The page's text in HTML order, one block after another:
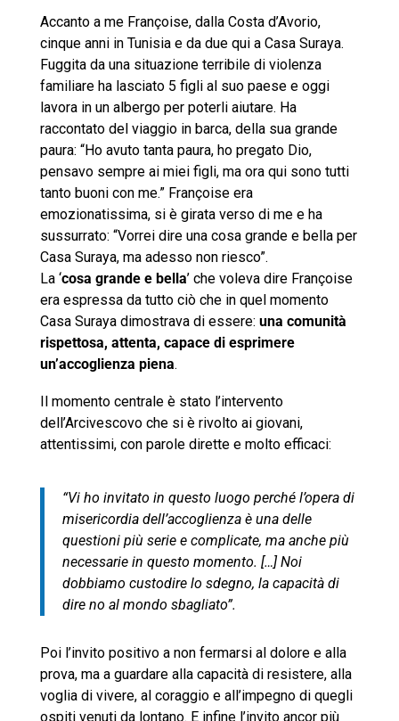
Accanto a me Françoise, dalla Costa d’Avorio,
cinque anni in Tunisia e da due qui a Casa Suraya.
Fuggita da una situazione terribile di violenza
familiare ha lasciato 5 figli al suo paese e oggi
lavora in un albergo per poterli aiutare. Ha
raccontato del viaggio in barca, della sua grande
paura: “Ho avuto tanta paura, ho pregato Dio,
pensavo sempre ai miei figli, ma ora qui sono tutti
tanto buoni con me.” Françoise era
emozionatissima, si è girata verso di me e ha
sussurrato: “Vorrei dire una cosa grande e bella per
Casa Suraya, ma adesso non riesco”.
La ‘cosa grande e bella’ che voleva dire Françoise
era espressa da tutto ciò che in quel momento
Casa Suraya dimostrava di essere: una comunità
rispettosa, attenta, capace di esprimere
un’accoglienza piena.
Il momento centrale è stato l’intervento
dell’Arcivescovo che si è rivolto ai giovani,
attentissimi, con parole dirette e molto efficaci:
“Vi ho invitato in questo luogo perché l’opera di
misericordia dell’accoglienza è una delle
questioni più serie e complicate, ma anche più
necessarie in questo momento. […] Noi
dobbiamo custodire lo sdegno, la capacità di
dire no al mondo sbagliato”.
Poi l’invito positivo a non fermarsi al dolore e alla
prova, ma a guardare alla capacità di resistere, alla
voglia di vivere, al coraggio e all’impegno di quegli
ospiti venuti da lontano. E infine l’invito ancor più